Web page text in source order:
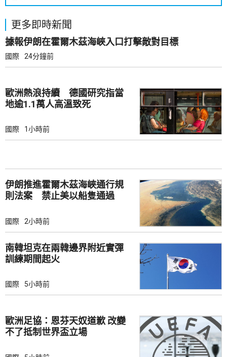
更多即時新聞
據報伊朗在霍爾木茲海峽入口打擊敵對目標
國際 24分鐘前
歐洲熱浪持續 德國研究指當
地逾1.1萬人高溫致死
國際 1小時前
伊朗推進霍爾木茲海峽通行規
則法案 禁止美以船隻通過
國際 2小時前
南韓坦克在兩韓邊界附近實彈
訓練期間起火
國際 5小時前
歐洲足協：恩芬天奴道歉 改變
不了抵制世界盃立場